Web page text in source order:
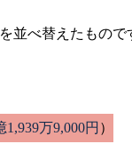
並べ替えたもので
1,939万9,000円 ）